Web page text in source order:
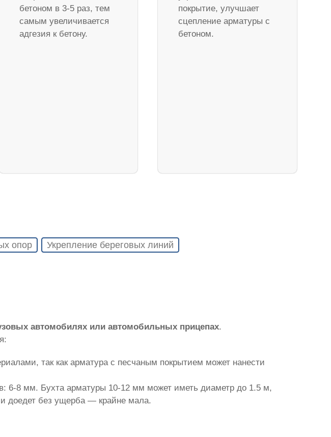
бетоном в 3-5 раз, тем
самым увеличивается
адгезия к бетону.
покрытие, улучшает
сцепление арматуры с
бетоном.
опор
Укрепление береговых линий
автомобилях или автомобильных прицепах.
так как арматура с песчаным покрытием может нанести
6-8 мм. Бухта арматуры 10-12 мм может иметь диаметр до 1.5 м,
и доедет без ущерба — крайне мала.